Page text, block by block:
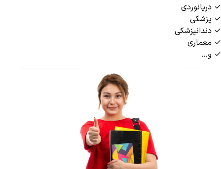
✓ دریانوردی
✓ پزشکی
✓ دندانپزشکی
✓ معماری
✓ و…